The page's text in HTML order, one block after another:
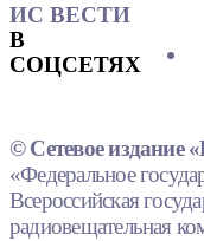
ИС ВЕСТИ
В
СОЦСЕТЯХ
© Сетевое издание
«Федеральное
Всероссийская
радиовещательная